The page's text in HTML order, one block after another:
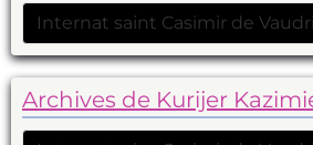
Archives de Kurijer